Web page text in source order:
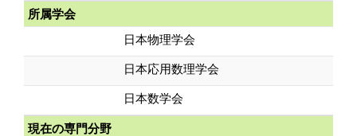
所属学会
日本物理学会
日本応用数理学会
日本数学会
現在の専門分野